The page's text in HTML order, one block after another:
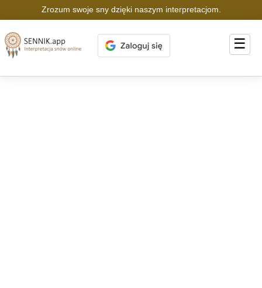
Zrozum swoje sny dzięki naszym interpretacjom.
☰